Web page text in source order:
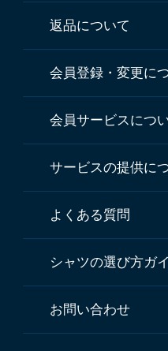
返品について
会員登録・変更に
会員サービスにつ
サービスの提供に
よくある質問
シャツの選び方ガ
お問い合わせ